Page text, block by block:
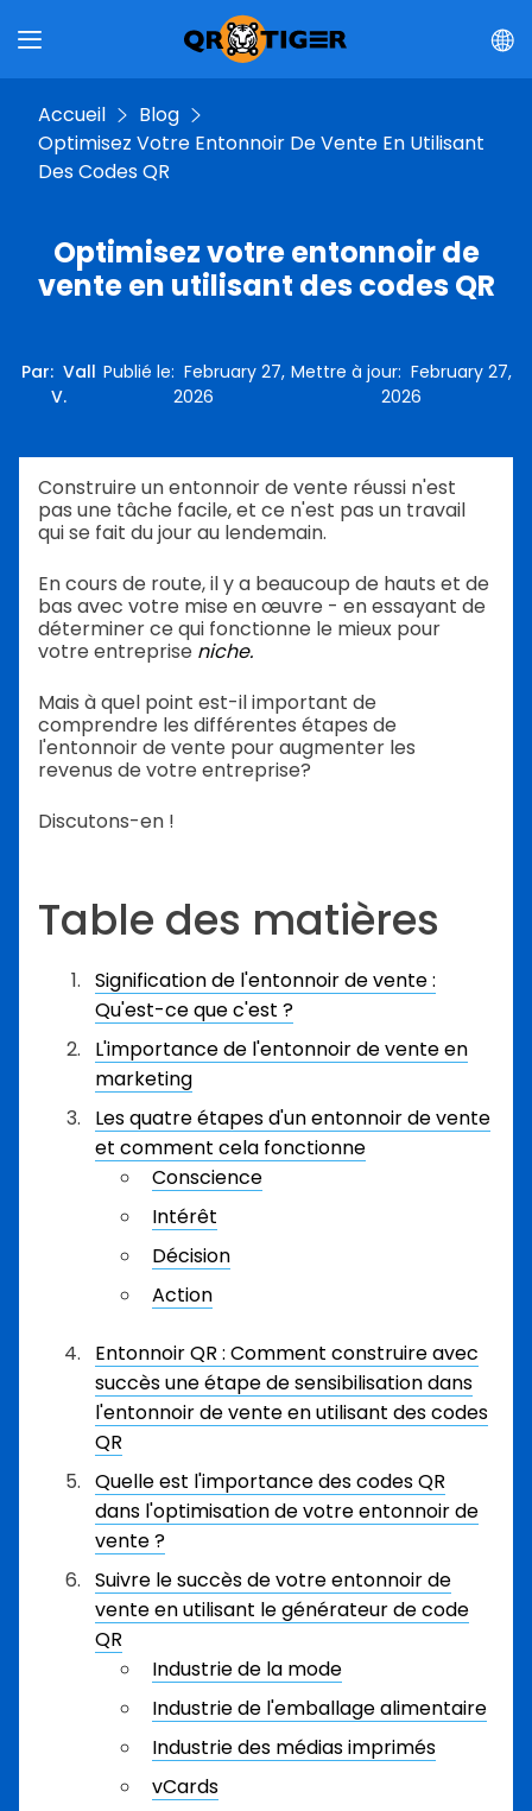
Accueil
Blog
Optimisez Votre Entonnoir De Vente En Utilisant
Des Codes QR
Optimisez votre entonnoir de
vente en utilisant des codes QR
Par:Vall
V.
Publié le: February 27,
2026
Mettre à jour: February 27,
2026
Construire un entonnoir de vente réussi n'est
pas une tâche facile, et ce n'est pas un travail
qui se fait du jour au lendemain.
En cours de route, il y a beaucoup de hauts et de
bas avec votre mise en œuvre - en essayant de
déterminer ce qui fonctionne le mieux pour
votre entreprise niche.
Mais à quel point est-il important de
comprendre les différentes étapes de
l'entonnoir de vente pour augmenter les
revenus de votre entreprise?
Discutons-en !
Table des matières
Signification de l'entonnoir de vente :
Qu'est-ce que c'est ?
L'importance de l'entonnoir de vente en
marketing
Les quatre étapes d'un entonnoir de vente
et comment cela fonctionne
Conscience
Intérêt
Décision
Action
Entonnoir QR : Comment construire avec
succès une étape de sensibilisation dans
l'entonnoir de vente en utilisant des codes
QR
Quelle est l'importance des codes QR
dans l'optimisation de votre entonnoir de
vente ?
Suivre le succès de votre entonnoir de
vente en utilisant le générateur de code
QR
Industrie de la mode
Industrie de l'emballage alimentaire
Industrie des médias imprimés
vCards